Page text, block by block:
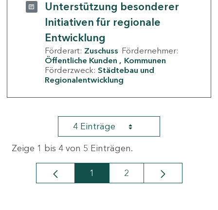
Unterstützung besonderer
Initiativen für regionale
Entwicklung
Förderart: Zuschuss Fördernehmer:
Öffentliche Kunden
Kommunen
Förderzweck: Städtebau und
Regionalentwicklung
4 Einträge
Zeige 1 bis 4 von 5 Einträgen.
Seite
1 Seite
2